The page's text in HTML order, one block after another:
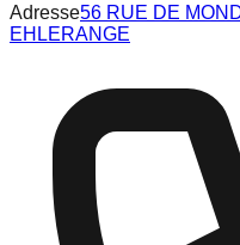
Adresse56 RUE DE
EHLERANGE